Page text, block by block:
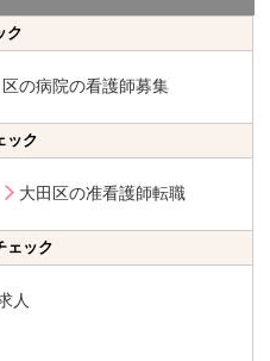
ク
の病院の看護師募集
ック
大田区の准看護師転職
ェック
人